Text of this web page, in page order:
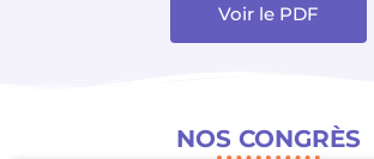
Voir le PDF
NOS CONGRÈS